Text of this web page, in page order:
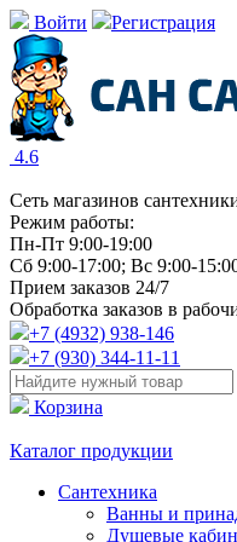
Войти Регистрация
4.6
Сеть магазинов
Режим работы:
Пн-Пт 9:00-19:00
Сб 9:00-17:00; Вс 9:00-
Прием заказов 24/7
Обработка заказов в
+7 (4932) 938-146
+7 (930) 344-11-11
Корзина
Каталог продукции
Сантехника
Ванны и
Душевые